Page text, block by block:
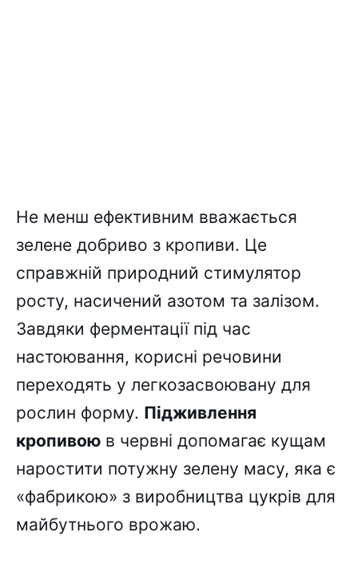
Не менш ефективним вважається
зелене добриво з кропиви. Це
справжній природний стимулятор
росту, насичений азотом та залізом.
Завдяки ферментації під час
настоювання, корисні речовини
переходять у легкозасвоювану для
рослин форму. Підживлення
кропивою в червні допомагає кущам
наростити потужну зелену масу, яка є
«фабрикою» з виробництва цукрів для
майбутнього врожаю.